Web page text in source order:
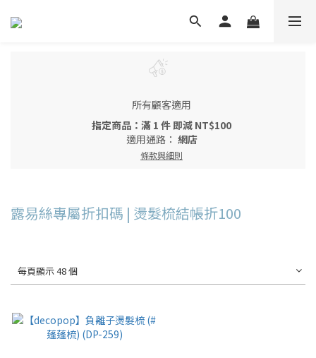
所有顧客適用
指定商品：滿 1 件 即減 NT$100
適用通路： 網店
條款與細則
露易絲專屬折扣碼 | 燙髮梳結帳折100
每頁顯示 48 個